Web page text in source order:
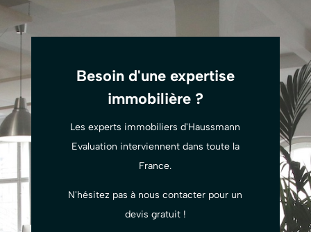
Besoin d'une expertise
immobilière ?
Les experts immobiliers d'Haussmann
Evaluation interviennent dans toute la
France.
N'hésitez pas à nous contacter pour un
devis gratuit !